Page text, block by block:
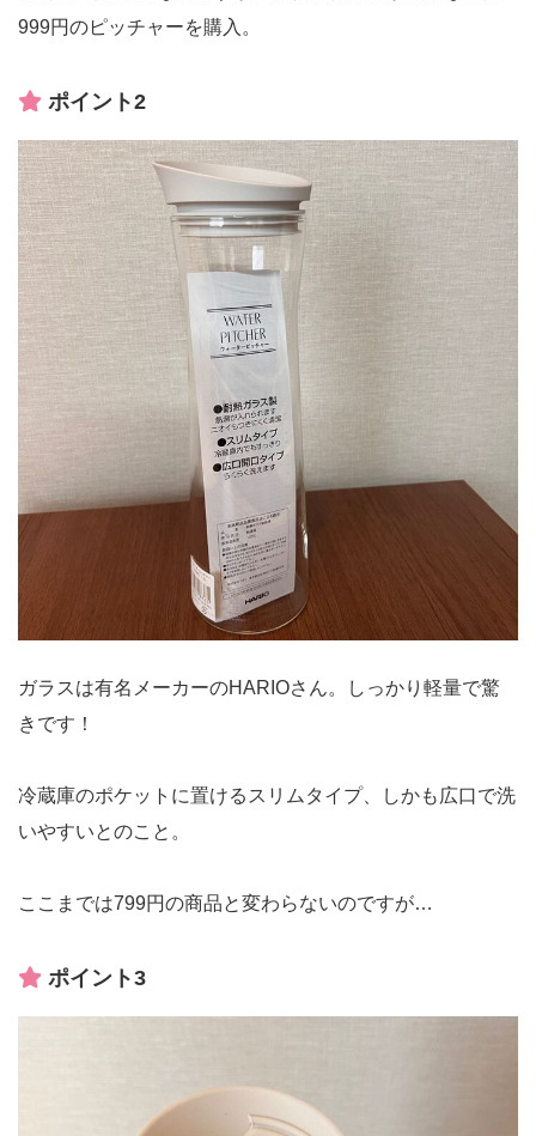
999円のピッチャーを購入。
ポイント2
ガラスは有名メーカーのHARIOさん。しっかり軽量で驚
きです！
冷蔵庫のポケットに置けるスリムタイプ、しかも広口で洗
いやすいとのこと。
ここまでは799円の商品と変わらないのですが…
ポイント3